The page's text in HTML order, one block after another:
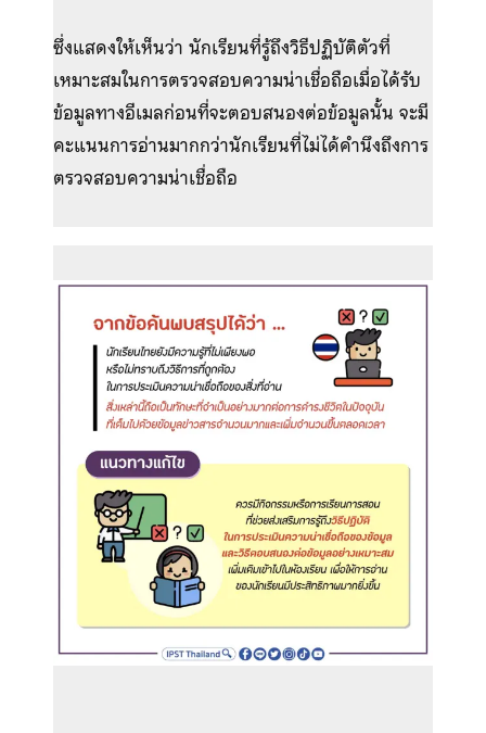
ซึ่งแสดงให้เห็นว่า นักเรียนที่รู้ถึงวิธีปฏิบัติตัวที่
เหมาะสมในการตรวจสอบความน่าเชื่อถือเมื่อได้รับ
ข้อมูลทางอีเมลก่อนที่จะตอบสนองต่อข้อมูลนั้น จะมี
คะแนนการอ่านมากกว่านักเรียนที่ไม่ได้คำนึงถึงการ
ตรวจสอบความน่าเชื่อถือ